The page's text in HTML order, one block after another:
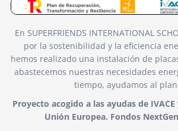
En SUPERFRIENDS INTERNATIONAL
por la sostenibilidad y la eficiencia
hemos realizado una instalación de
abastecemos nuestras necesidades
tiempo, ayudamos al
Proyecto acogido a las ayudas de
Unión Europea. Fondos